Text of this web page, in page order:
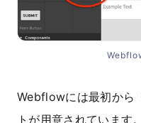
Webflowには最初から
トが用意されています